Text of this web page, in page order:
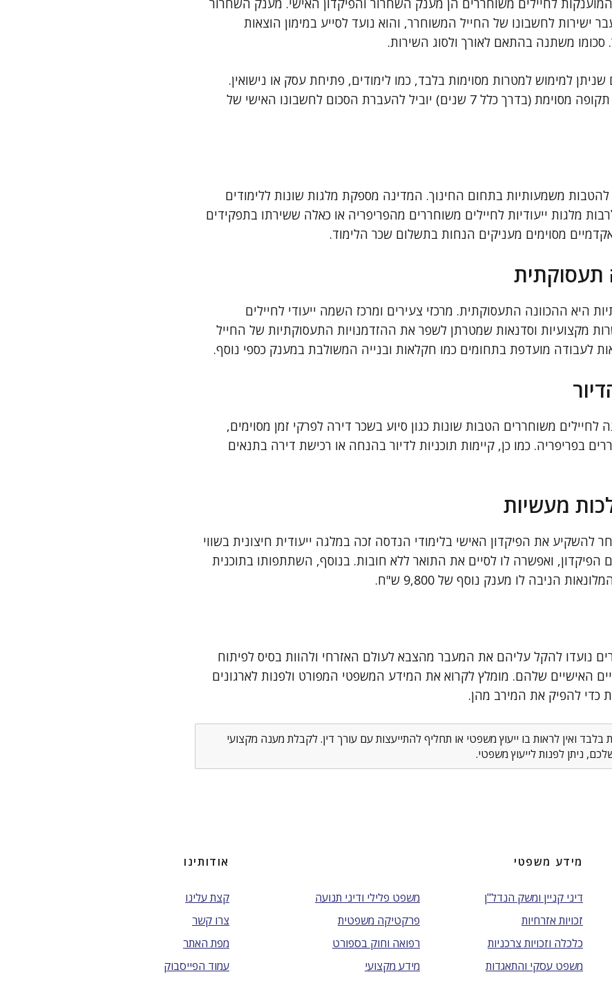
לחיילים משוחררים הן מענק השחרור והפיקדון האישי. מענק השחרור
ישירות לחשבונו של החייל המשוחרר, והוא נועד לסייע במימון הוצאות
סכומו משתנה בהתאם לאורך ולסוג השירות.
שניתן למימוש למטרות מסוימות בלבד, כמו לימודים, פתיחת עסק או נישואין.
אי־מימוש הפיקדון לאחר תקופה מסוימת (בדרך כלל 7 שנים) יוביל להעברת הסכום לחשבונו האישי של
להטבות משמעותיות בתחום החינוך. המדינה מספקת מלגות שונות ללימודים
מלגות ייעודיות לחיילים משוחררים מהפריפריה או כאלה ששירתו בתפקידים
מסוימים מעניקים הנחות בתשלום שכר הלימוד.
תעסוקתית
היא ההכוונה התעסוקתית. מרכזי צעירים ומרכז השמה ייעודי לחיילים
מקצועיות וסדנאות שמטרתן לשפר את ההזדמנויות התעסוקתיות של החייל
לעבודה מועדפת בתחומים כמו חקלאות ובנייה המשולבת במענק כספי נוסף.
משוחררים הטבות שונות כגון סיוע בשכר דירה לפרקי זמן מסוימים,
בפריפריה. כמו כן, קיימות תוכניות לדיור בהנחה או רכישת דירה בתנאים
מעשיות
להשקיע את הפיקדון האישי בלימודי הנדסה זכה במלגה ייעודית חיצונית בשווי
עם הפיקדון, ואפשרה לו לסיים את התואר ללא חובות. בנוסף, השתתפותו בתוכנית
הניבה לו מענק נוסף של 9,800 ש"ח.
נועדו להקל עליהם את המעבר מהצבא לעולם האזרחי ולהוות בסיס לפיתוח
האישיים שלהם. מומלץ לקרוא את המידע המשפטי המפורט ולפנות לארגונים
כדי להפיק את המירב מהן.
ואין לראות בו ייעוץ משפטי או תחליף להתייעצות עם עורך דין. לקבלת מענה מקצועי
ניתן לפנות לייעוץ משפטי.
מידע משפטי
דיני קניין ומשק הנדל"ן
זכויות אזרחיות
כלכלה וזכויות צרכניות
משפט עסקי והתאגדות
משפט פלילי ודיני תנועה
פרקטיקה משפטית
רפואה וחוק בספורט
מידע מקצועי
אודותינו
קצת עלינו
צרו קשר
מפת האתר
עמוד הפייסבוק